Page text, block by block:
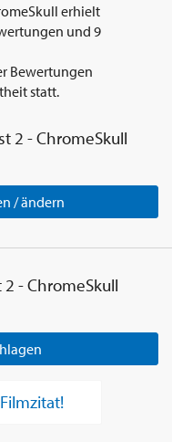
erhielt
und 9
Bewertungen
statt.
2 - ChromeSkull
/ ändern
2 - ChromeSkull